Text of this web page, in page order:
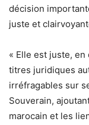
décision
juste et
« Elle est juste, en
titres juridiques
irréfragables sur
Souverain,
marocain et les